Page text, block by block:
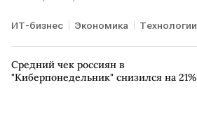
ИТ-бизнес Экономика Технологии
фейк-ньюс МИД РФ США
Средний чек россиян в
"Киберпонедельник" снизился на 21%